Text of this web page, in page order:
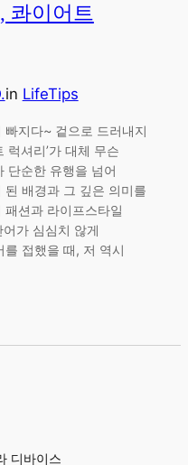
콰이어트
in LifeTips
지다~ 겉으로 드러내지
럭셔리’가 대체 무슨
단순한 유행을 넘어
배경과 그 깊은 의미를
션과 라이프스타일
어가 심심치 않게
접했을 때, 저 역시
디바이스